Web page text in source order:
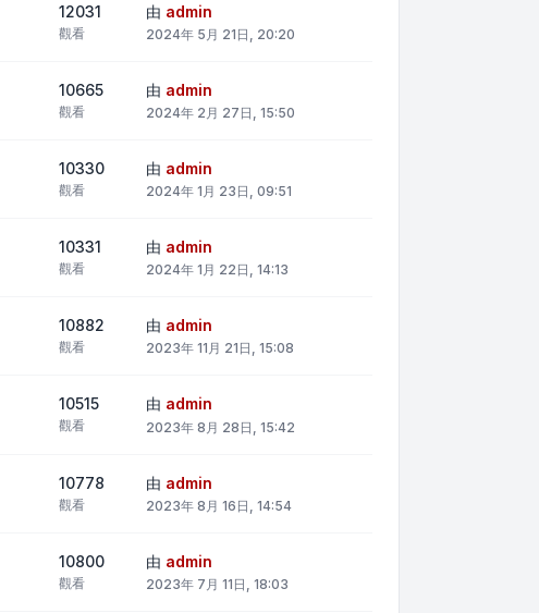
12031
觀看
由 admin
2024年 5月 21日, 20:20
10665
觀看
由 admin
2024年 2月 27日, 15:50
10330
觀看
由 admin
2024年 1月 23日, 09:51
10331
觀看
由 admin
2024年 1月 22日, 14:13
10882
觀看
由 admin
2023年 11月 21日, 15:08
10515
觀看
由 admin
2023年 8月 28日, 15:42
10778
觀看
由 admin
2023年 8月 16日, 14:54
10800
觀看
由 admin
2023年 7月 11日, 18:03